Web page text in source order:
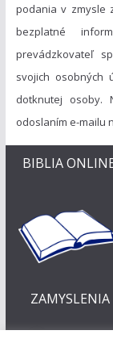
podania v zmysle
bezplatné
prevádzkovateľ
svojich osobných
dotknutej osoby.
odoslaním e-mailu
BIBLIA
ZAMYSLENIA